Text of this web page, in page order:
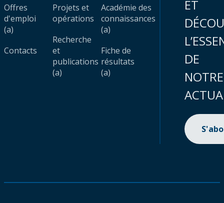
Offres
d'emploi
(a)
Contacts
Projets et
opérations
Recherche
et
publications
(a)
Académie des
connaissances
(a)
Fiche de
résultats
(a)
ET
DE
NOTRE